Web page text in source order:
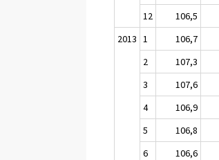
12
106,5
2013 1 106,7
2
107,3
3
107,6
4
106,9
5
106,8
6
106,6